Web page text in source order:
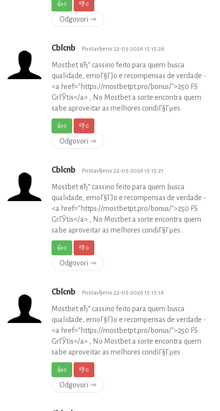
👍0 👎0
Odgovori ⇾
Cblcnb Postavljeno 22-03-2026 15:15:26
Mostbet вЂ“ cassino feito para quem busca
qualidade, emoГ§ГЈo e recompensas de verdade -
<a href="https://mostbetpt.pro/bonus/">250 FS
GrГЎtis</a> , No Mostbet a sorte encontra quem
sabe aproveitar as melhores condiГ§Гµes .
👍0 👎0
Odgovori ⇾
Cblcnb Postavljeno 22-03-2026 15:15:21
Mostbet вЂ“ cassino feito para quem busca
qualidade, emoГ§ГЈo e recompensas de verdade -
<a href="https://mostbetpt.pro/bonus/">250 FS
GrГЎtis</a> , No Mostbet a sorte encontra quem
sabe aproveitar as melhores condiГ§Гµes .
👍0 👎0
Odgovori ⇾
Cblcnb Postavljeno 22-03-2026 15:15:16
Mostbet вЂ“ cassino feito para quem busca
qualidade, emoГ§ГЈo e recompensas de verdade -
<a href="https://mostbetpt.pro/bonus/">250 FS
GrГЎtis</a> , No Mostbet a sorte encontra quem
sabe aproveitar as melhores condiГ§Гµes .
👍0 👎0
Odgovori ⇾